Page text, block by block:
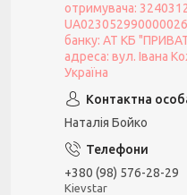
отримувача:
банку: АТ КБ
адреса: вул. Івана
Україна
Наталія Бойко
+380 (98) 576-28-29
Kievstar